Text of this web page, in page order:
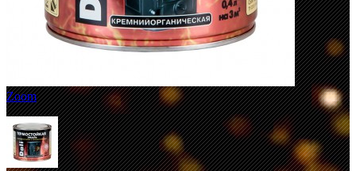
Zoom